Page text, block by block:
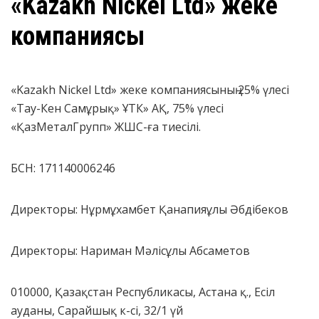
компаниясы
«Kazakh Nickel Ltd» жеке компаниясының 25% үлесі
«Тау-Кен Самұрық» ҰТК» АҚ, 75% үлесі
«ҚазМеталГрупп» ЖШС-ға тиесілі.
БСН: 171140006246
Директоры: Нұрмұхамбет Қанапияұлы Әбдібеков
Директоры: Нариман Мәлісұлы Абсаметов
010000, Қазақстан Республикасы, Астана қ., Есіл
ауданы, Сарайшық к-сі, 32/1 үй